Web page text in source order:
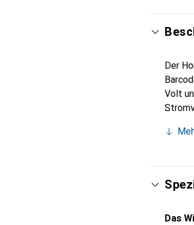
Der
Volt
um
ihrer
Das